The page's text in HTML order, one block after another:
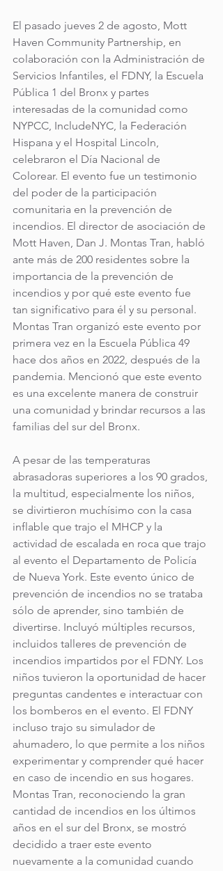
El pasado jueves 2 de agosto, Mott
Haven Community Partnership, en
colaboración con la Administración de
Servicios Infantiles, el FDNY, la Escuela
Pública 1 del Bronx y partes
interesadas de la comunidad como
NYPCC, IncludeNYC, la Federación
Hispana y el Hospital Lincoln,
celebraron el Día Nacional de
Colorear. El evento fue un testimonio
del poder de la participación
comunitaria en la prevención de
incendios. El director de asociación de
Mott Haven, Dan J. Montas Tran, habló
ante más de 200 residentes sobre la
importancia de la prevención de
incendios y por qué este evento fue
tan significativo para él y su personal.
Montas Tran organizó este evento por
primera vez en la Escuela Pública 49
hace dos años en 2022, después de la
pandemia. Mencionó que este evento
es una excelente manera de construir
una comunidad y brindar recursos a las
familias del sur del Bronx.
A pesar de las temperaturas
abrasadoras superiores a los 90 grados,
la multitud, especialmente los niños,
se divirtieron muchísimo con la casa
inflable que trajo el MHCP y la
actividad de escalada en roca que trajo
al evento el Departamento de Policía
de Nueva York. Este evento único de
prevención de incendios no se trataba
sólo de aprender, sino también de
divertirse. Incluyó múltiples recursos,
incluidos talleres de prevención de
incendios impartidos por el FDNY. Los
niños tuvieron la oportunidad de hacer
preguntas candentes e interactuar con
los bomberos en el evento. El FDNY
incluso trajo su simulador de
ahumadero, lo que permite a los niños
experimentar y comprender qué hacer
en caso de incendio en sus hogares.
Montas Tran, reconociendo la gran
cantidad de incendios en los últimos
años en el sur del Bronx, se mostró
decidido a traer este evento
nuevamente a la comunidad cuando